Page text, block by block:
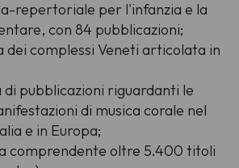
repertoriale per l'infanzia e la
con 84 pubblicazioni;
dei complessi Veneti articolata in
di pubblicazioni riguardanti le
di musica corale nel
e in Europa;
comprendente oltre 5.400 titoli